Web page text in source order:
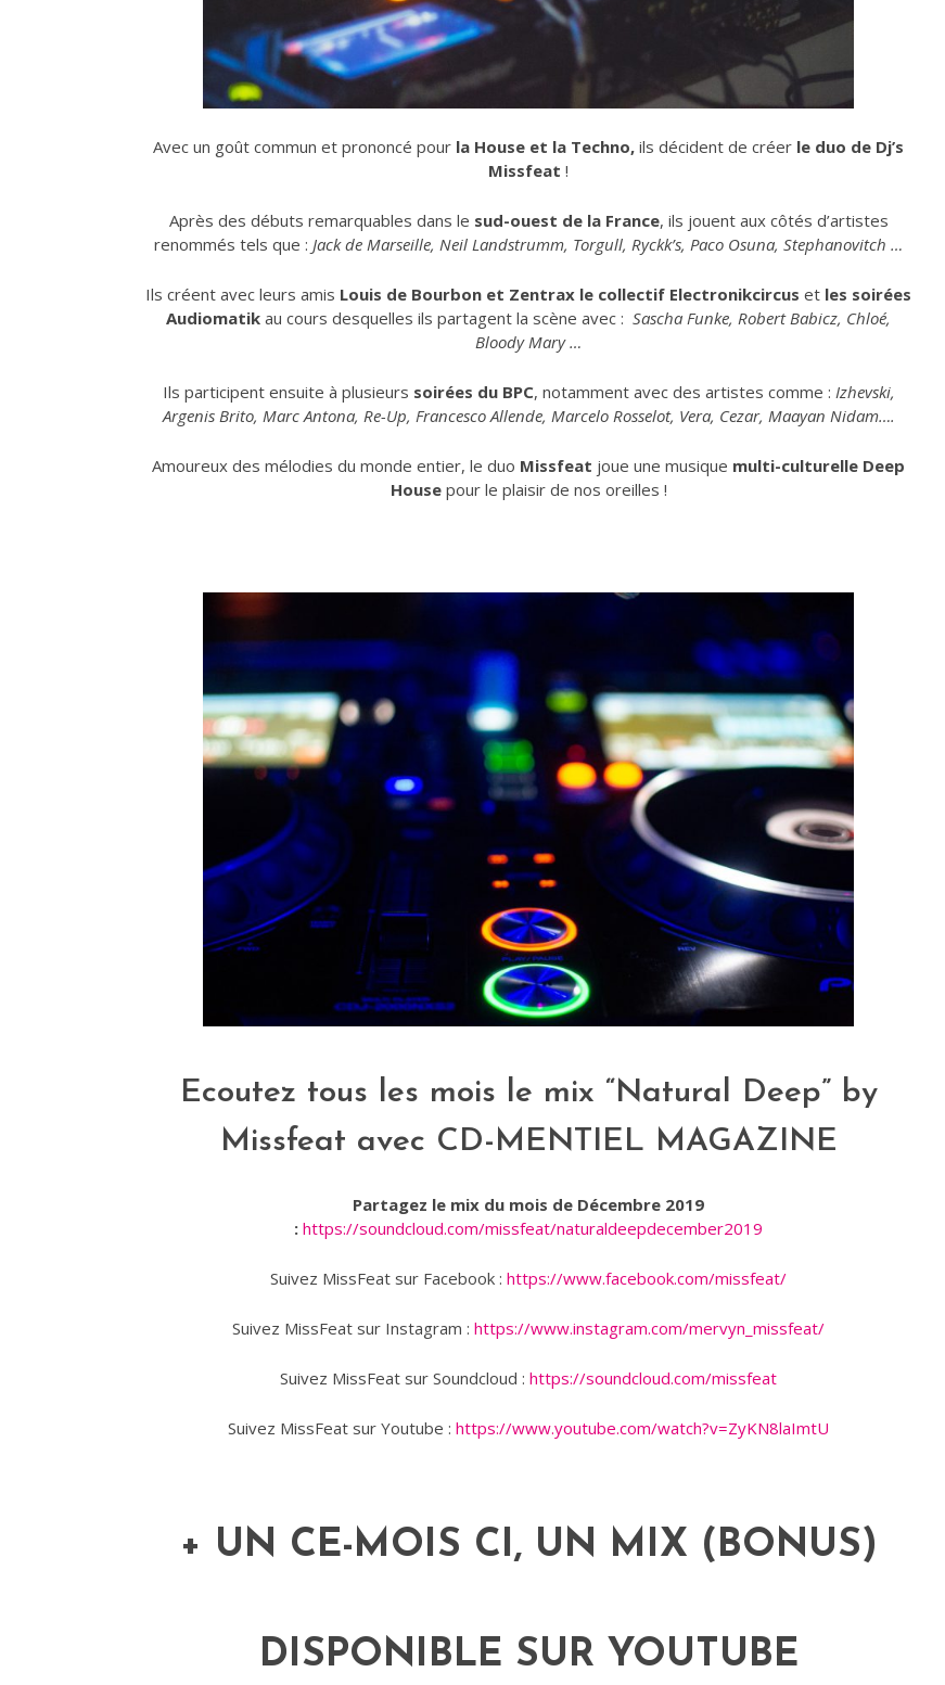
Avec un goût commun et prononcé pour la House et la Techno, ils décident de créer le duo de Dj’s
Missfeat !
Après des débuts remarquables dans le sud-ouest de la France, ils jouent aux côtés d’artistes
renommés tels que : Jack de Marseille, Neil Landstrumm, Torgull, Ryckk’s, Paco Osuna, Stephanovitch …
Ils créent avec leurs amis Louis de Bourbon et Zentrax le collectif Electronikcircus et les soirées
Audiomatik au cours desquelles ils partagent la scène avec : Sascha Funke, Robert Babicz, Chloé,
Bloody Mary …
Ils participent ensuite à plusieurs soirées du BPC, notamment avec des artistes comme : Izhevski,
Argenis Brito, Marc Antona, Re-Up, Francesco Allende, Marcelo Rosselot, Vera, Cezar, Maayan Nidam….
Amoureux des mélodies du monde entier, le duo Missfeat joue une musique multi-culturelle Deep
Housepour le plaisir de nos oreilles !
Ecoutez tous les mois le mix “Natural Deep” by
Missfeat avec CD-MENTIEL MAGAZINE
Partagez le mix du mois de Décembre 2019
: https://soundcloud.com/missfeat/naturaldeepdecember2019
Suivez MissFeat sur Facebook : https://www.facebook.com/missfeat/
Suivez MissFeat sur Instagram : https://www.instagram.com/mervyn_missfeat/
Suivez MissFeat sur Soundcloud : https://soundcloud.com/missfeat
Suivez MissFeat sur Youtube : https://www.youtube.com/watch?v=ZyKN8laImtU
+ UN CE-MOIS CI, UN MIX (BONUS)
DISPONIBLE SUR YOUTUBE